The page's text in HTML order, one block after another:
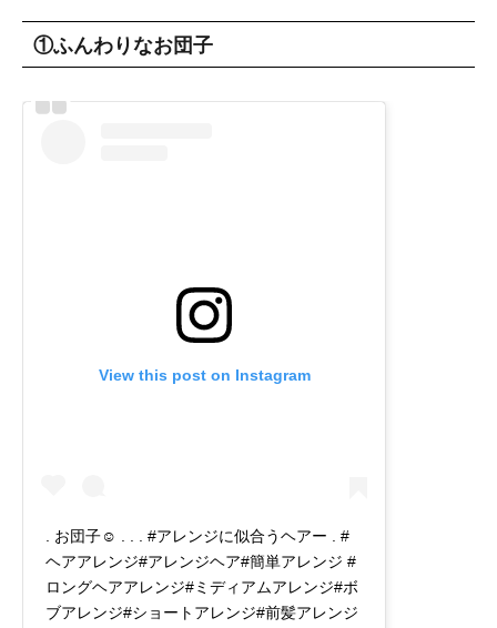
①ふんわりなお団子
View this post on Instagram
. お団子☺︎ . . . #アレンジに似合うヘアー . #
ヘアアレンジ#アレンジヘア#簡単アレンジ #
ロングヘアアレンジ#ミディアムアレンジ#ボ
ブアレンジ#ショートアレンジ#前髪アレンジ